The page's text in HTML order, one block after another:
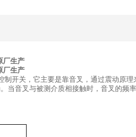
厂生产
厂生产
制开关，它主要是靠音叉，通过震动原
当音叉与被测介质相接触时，音叉的频